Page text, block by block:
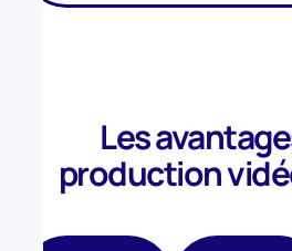
Les
production